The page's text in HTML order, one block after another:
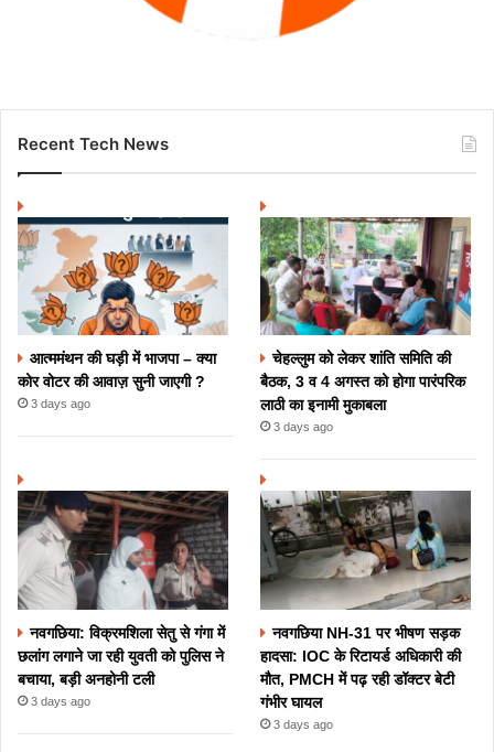
Recent Tech News
आत्ममंथन की घड़ी में भाजपा – क्या
कोर वोटर की आवाज़ सुनी जाएगी ?
3 days ago
चेहल्लुम को लेकर शांति समिति की
बैठक, 3 व 4 अगस्त को होगा पारंपरिक
लाठी का इनामी मुकाबला
3 days ago
नवगछिया: विक्रमशिला सेतु से गंगा में
छलांग लगाने जा रही युवती को पुलिस ने
बचाया, बड़ी अनहोनी टली
3 days ago
नवगछिया NH-31 पर भीषण सड़क
हादसा: IOC के रिटायर्ड अधिकारी की
मौत, PMCH में पढ़ रही डॉक्टर बेटी
गंभीर घायल
3 days ago